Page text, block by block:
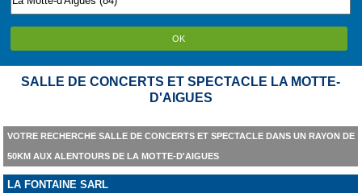
OK
SALLE DE CONCERTS ET SPECTACLE LA MOTTE-
D'AIGUES
VOTRE RECHERCHE SALLE DE CONCERTS ET SPECTACLE DANS UN RAYON DE
50KM AUX ALENTOURS DE LA MOTTE-D'AIGUES
LA FONTAINE SARL